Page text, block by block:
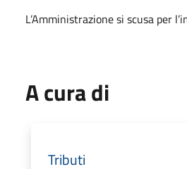
L’Amministrazione si scusa per
A cura di
Tributi